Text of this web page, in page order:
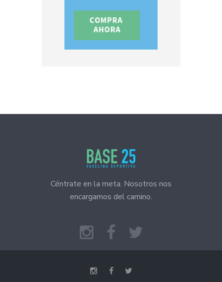
Céntrate en la meta. Nosotros nos
encargamos del camino.